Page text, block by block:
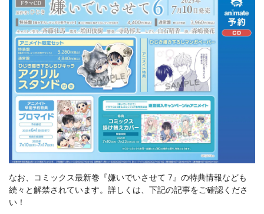
なお、コミックス最新巻『嫌いでいさせて 7』の特典情報なども
続々と解禁されています。詳しくは、下記の記事をご確認くださ
い！